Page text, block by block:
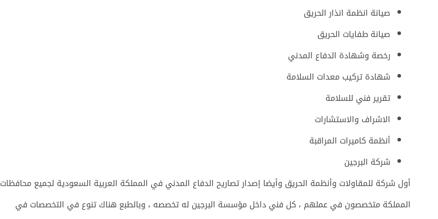
صيانة انظمة انذار الحريق
صيانة طفايات الحريق
رخصة وشهادة الدفاع المدني
شهادة تركيب معدات السلامة
تقرير فني للسلامة
الاشراف والاستشارات
أنظمة كاميرات المراقبة
شركة البرجين
أول شركة للمقاولات وأنظمة الحريق وأيضا إصدار تصاريح الدفاع المدني في المملكة العربية السعودية لجميع محافظات
المملكة متخصصون في عملهم ، كل فني داخل مؤسسة البرجين له تخصصه ، وبالطبع هناك تنوع في التخصصات في